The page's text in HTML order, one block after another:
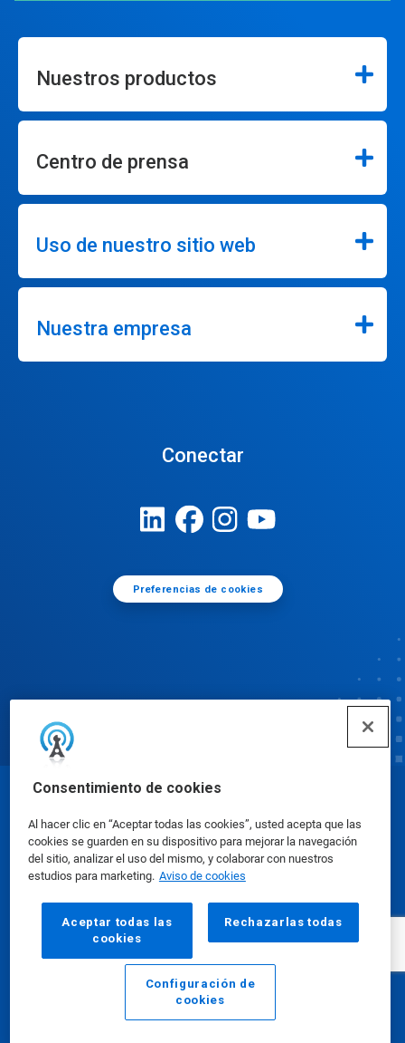
Consentimiento de cookies
Al hacer clic en “Aceptar todas las cookies”, usted acepta que las
cookies se guarden en su dispositivo para mejorar la navegación
del sitio, analizar el uso del mismo, y colaborar con nuestros
estudios para marketing. Aviso de cookies
Aceptar todas las
cookies
Rechazarlas todas
Configuración de
cookies
Nuestros productos
Centro de prensa
Uso de nuestro sitio web
Nuestra empresa
Conectar
Preferencias de cookies
Email Llamar
Hojas de datos de seguridad|Política de privacidad
|condiciones de uso